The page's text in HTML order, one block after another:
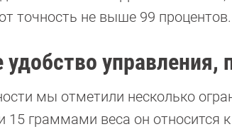
точность не выше 99 процентов.
удобство
мы отметили несколько
15 граммами веса он относится